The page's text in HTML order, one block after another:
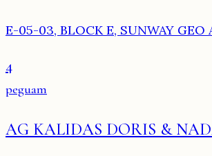
E-05-03, BLOCK E, SUNWAY GEO
4
peguam
AG KALIDAS DORIS &